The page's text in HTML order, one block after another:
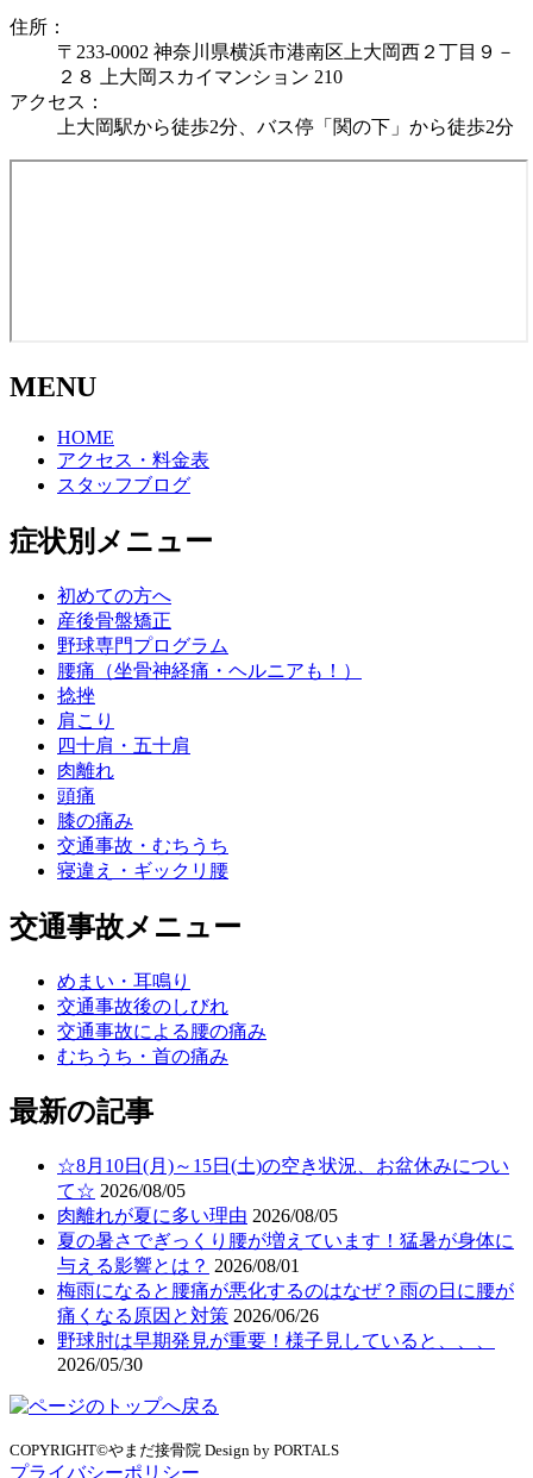
住所：
〒233-0002 神奈川県横浜市港南区上大岡西２丁目９－
２８ 上大岡スカイマンション 210
アクセス：
上大岡駅から徒歩2分、バス停「関の下」から徒歩2分
MENU
HOME
アクセス・料金表
スタッフブログ
症状別メニュー
初めての方へ
産後骨盤矯正
野球専門プログラム
腰痛（坐骨神経痛・ヘルニアも！）
捻挫
肩こり
四十肩・五十肩
肉離れ
頭痛
膝の痛み
交通事故・むちうち
寝違え・ギックリ腰
交通事故メニュー
めまい・耳鳴り
交通事故後のしびれ
交通事故による腰の痛み
むちうち・首の痛み
最新の記事
☆8月10日(月)～15日(土)の空き状況、お盆休みについ
て☆ 2026/08/05
肉離れが夏に多い理由 2026/08/05
夏の暑さでぎっくり腰が増えています！猛暑が身体に
与える影響とは？ 2026/08/01
梅雨になると腰痛が悪化するのはなぜ？雨の日に腰が
痛くなる原因と対策 2026/06/26
野球肘は早期発見が重要！様子見していると、、、
2026/05/30
COPYRIGHT©やまだ接骨院 Design by PORTALS
プライバシーポリシー